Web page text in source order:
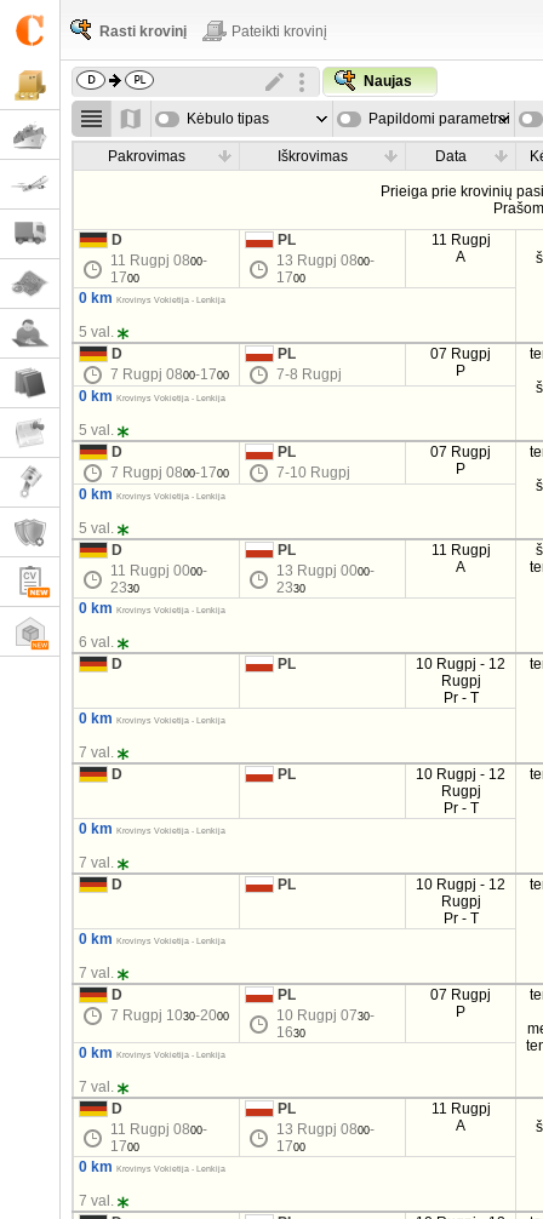
Rasti krovinį Pateikti krovinį
Naujas
Kėbulo tipas Papildomi parametrai
Pakrovimas Iškrovimas Data
Prieiga prie krovinių
D
11 Rugpj 0800-
1700
PL
13 Rugpj 0800-
1700
11 Rugpj
A
0 km Krovinys Vokietija - Lenkija
5 val.
D
7 Rugpj 0800-1700
PL
7-8 Rugpj
07 Rugpj
P
0 km Krovinys Vokietija - Lenkija
5 val.
D
7 Rugpj 0800-1700
PL
7-10 Rugpj
07 Rugpj
P
0 km Krovinys Vokietija - Lenkija
5 val.
D
11 Rugpj 0000-
2330
PL
13 Rugpj 0000-
2330
11 Rugpj
A
0 km Krovinys Vokietija - Lenkija
6 val.
D
PL
10 Rugpj - 12
Rugpj
Pr - T
0 km Krovinys Vokietija - Lenkija
7 val.
D
PL
10 Rugpj - 12
Rugpj
Pr - T
0 km Krovinys Vokietija - Lenkija
7 val.
D
PL
10 Rugpj - 12
Rugpj
Pr - T
0 km Krovinys Vokietija - Lenkija
7 val.
D
7 Rugpj 1030-2000
PL
10 Rugpj 0730-
1630
07 Rugpj
P
0 km Krovinys Vokietija - Lenkija
7 val.
D
11 Rugpj 0800-
1700
PL
13 Rugpj 0800-
1700
11 Rugpj
A
0 km Krovinys Vokietija - Lenkija
7 val.